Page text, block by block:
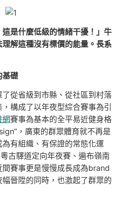
是什麼低級的情緒干擾！」牛
解這種沒有標價的能量。長系
基礎
從省級到市縣、從社區到村落
構成了以年夜型綜合賽事為引
網賽事為基本的全平易近健身格
，廣東的群眾體育就不再是
有組織、有保證的常態化運
古驛道定向年夜賽、遍布嶺南
賽事更是慢慢成長成為brand
晉陞的同時，也激起了群眾的